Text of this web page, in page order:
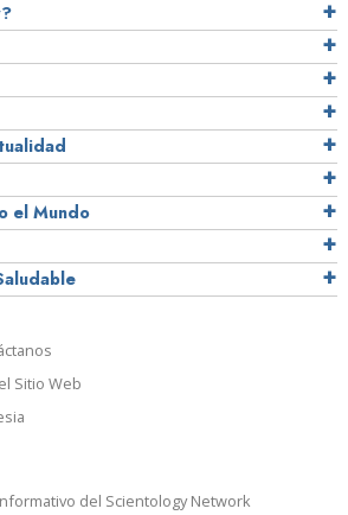
el Mundo
Sitio Web
del Scientology Network